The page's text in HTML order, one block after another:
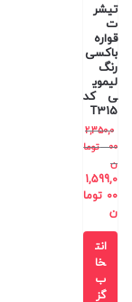
تیشر
ت
قواره
باکسی
رنگ
لیموی
ی کد
T315
2,350,0
00
توما
ن
1,599,0
00 توما
ن
انت
خا
ب
گز